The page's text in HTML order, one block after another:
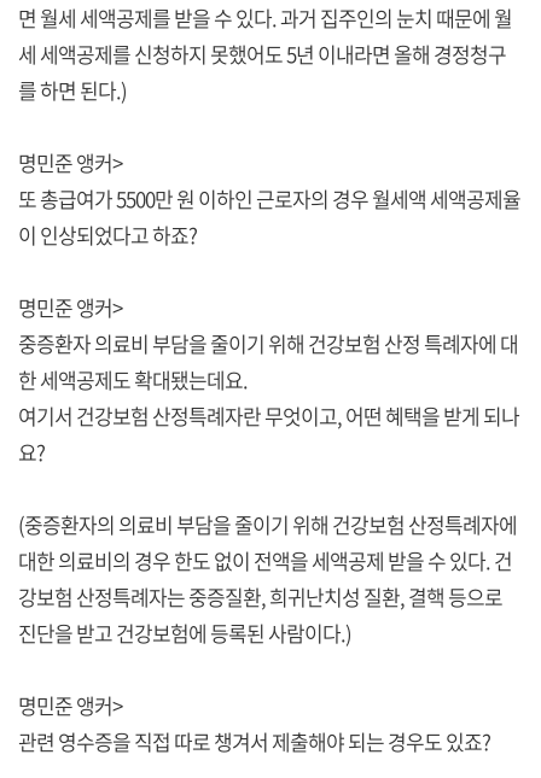
면 월세 세액공제를 받을 수 있다. 과거 집주인의 눈치 때문에 월
세 세액공제를 신청하지 못했어도 5년 이내라면 올해 경정청구
를 하면 된다.)
명민준 앵커>
또 총급여가 5500만 원 이하인 근로자의 경우 월세액 세액공제율
이 인상되었다고 하죠?
명민준 앵커>
중증환자 의료비 부담을 줄이기 위해 건강보험 산정 특례자에 대
한 세액공제도 확대됐는데요.
여기서 건강보험 산정특례자란 무엇이고, 어떤 혜택을 받게 되나
요?
(중증환자의 의료비 부담을 줄이기 위해 건강보험 산정특례자에
대한 의료비의 경우 한도 없이 전액을 세액공제 받을 수 있다. 건
강보험 산정특례자는 중증질환, 희귀난치성 질환, 결핵 등으로
진단을 받고 건강보험에 등록된 사람이다.)
명민준 앵커>
관련 영수증을 직접 따로 챙겨서 제출해야 되는 경우도 있죠?